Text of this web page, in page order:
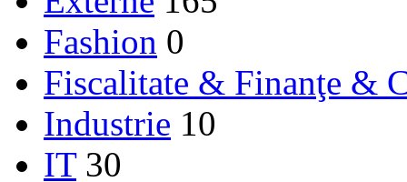
Fashion 0
Fiscalitate & Finanţe &
Industrie 10
IT 30